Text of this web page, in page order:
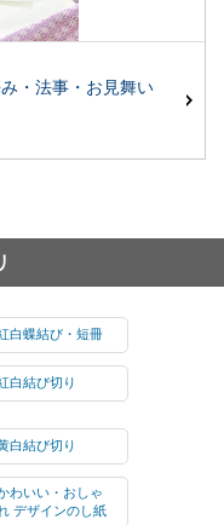
・法事・お見舞い
白蝶結び・短冊
白結び切り
白結び切り
わいい・おしゃ
デザインのし紙